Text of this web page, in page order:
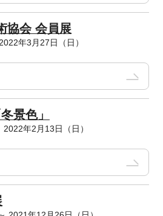
協会 会員展
年3月27日（日）
景色」
年2月13日（日）